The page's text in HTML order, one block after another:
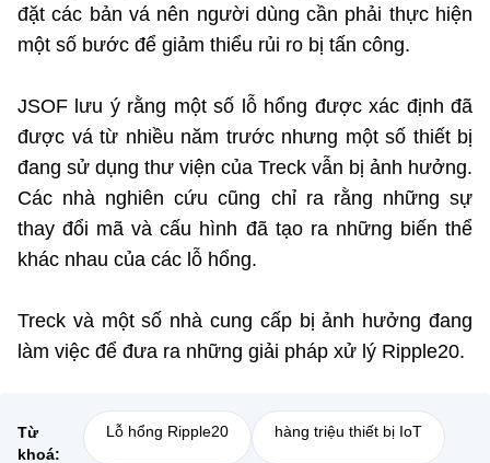
đặt các bản vá nên người dùng cần phải thực hiện
một số bước để giảm thiểu rủi ro bị tấn công.
JSOF lưu ý rằng một số lỗ hổng được xác định đã
được vá từ nhiều năm trước nhưng một số thiết bị
đang sử dụng thư viện của Treck vẫn bị ảnh hưởng.
Các nhà nghiên cứu cũng chỉ ra rằng những sự
thay đổi mã và cấu hình đã tạo ra những biến thể
khác nhau của các lỗ hổng.
Treck và một số nhà cung cấp bị ảnh hưởng đang
làm việc để đưa ra những giải pháp xử lý Ripple20.
Từ
khoá:
Lỗ hổng Ripple20 hàng triệu thiết bị IoT